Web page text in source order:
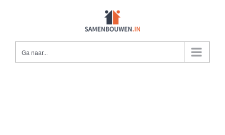
Ga naar...